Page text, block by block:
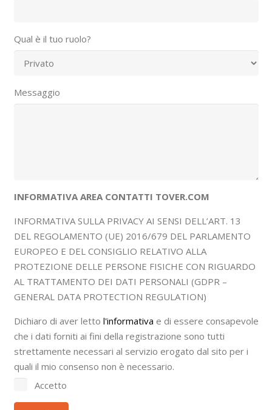
Qual è il tuo ruolo?
Messaggio
INFORMATIVA AREA CONTATTI TOVER.COM
INFORMATIVA SULLA PRIVACY AI SENSI DELL’ART. 13
DEL REGOLAMENTO (UE) 2016/679 DEL PARLAMENTO
EUROPEO E DEL CONSIGLIO RELATIVO ALLA
PROTEZIONE DELLE PERSONE FISICHE CON RIGUARDO
AL TRATTAMENTO DEI DATI PERSONALI (GDPR –
GENERAL DATA PROTECTION REGULATION)
Dichiaro di aver letto l'informativa e di essere consapevole
che i dati forniti ai fini della registrazione sono tutti
strettamente necessari al servizio erogato dal sito per i
quali il mio consenso non è necessario.
Accetto